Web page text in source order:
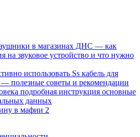
в магазинах ДНС — как
на звуковое устройство и что нужно
использовать Ss кабель для
полезные советы и рекомендации
подробная инструкция основные
данных
в мафии 2